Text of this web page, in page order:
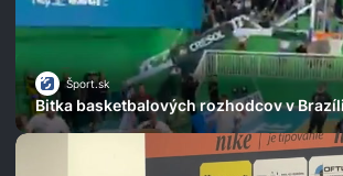
Šport.sk
Bitka basketbalových rozhodcov v